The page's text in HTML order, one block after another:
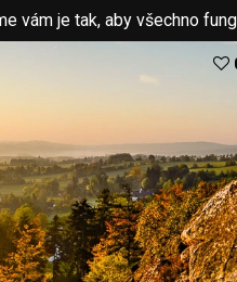
vám je tak, aby všechno